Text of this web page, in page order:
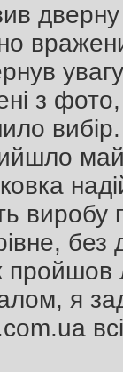
дверну
з
виробу
я